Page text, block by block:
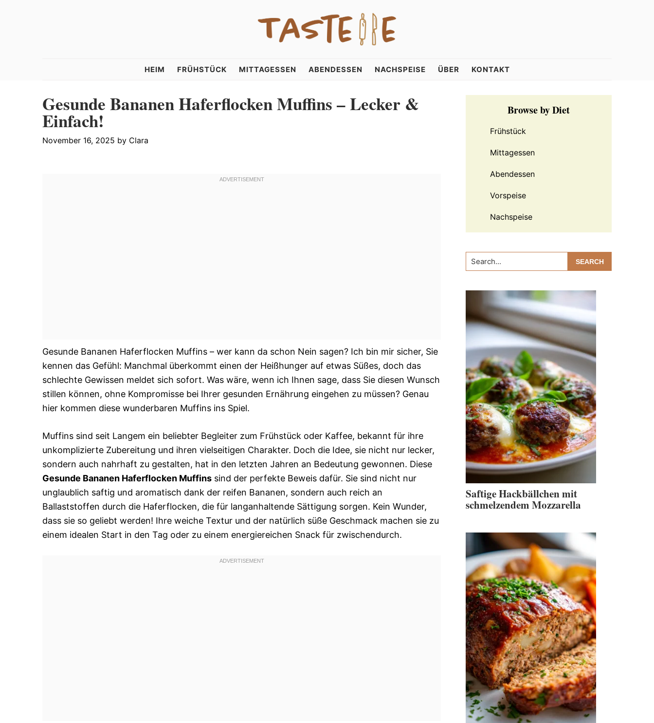
HEIM FRÜHSTÜCK MITTAGESSEN ABENDESSEN NACHSPEISE ÜBER KONTAKT
Gesunde Bananen Haferflocken Muffins – Lecker &
Einfach!
November 16, 2025 by Clara
Gesunde Bananen Haferflocken Muffins – wer kann da schon Nein sagen? Ich bin mir sicher, Sie
kennen das Gefühl: Manchmal überkommt einen der Heißhunger auf etwas Süßes, doch das
schlechte Gewissen meldet sich sofort. Was wäre, wenn ich Ihnen sage, dass Sie diesen Wunsch
stillen können, ohne Kompromisse bei Ihrer gesunden Ernährung eingehen zu müssen? Genau
hier kommen diese wunderbaren Muffins ins Spiel.
Muffins sind seit Langem ein beliebter Begleiter zum Frühstück oder Kaffee, bekannt für ihre
unkomplizierte Zubereitung und ihren vielseitigen Charakter. Doch die Idee, sie nicht nur lecker,
sondern auch nahrhaft zu gestalten, hat in den letzten Jahren an Bedeutung gewonnen. Diese
Gesunde Bananen Haferflocken Muffins sind der perfekte Beweis dafür. Sie sind nicht nur
unglaublich saftig und aromatisch dank der reifen Bananen, sondern auch reich an
Ballaststoffen durch die Haferflocken, die für langanhaltende Sättigung sorgen. Kein Wunder,
dass sie so geliebt werden! Ihre weiche Textur und der natürlich süße Geschmack machen sie zu
einem idealen Start in den Tag oder zu einem energiereichen Snack für zwischendurch.
Primary
SidebarBrowse by Diet
Frühstück
Mittagessen
Abendessen
Vorspeise
Nachspeise
Search...
Saftige Hackbällchen mit
schmelzendem Mozzarella